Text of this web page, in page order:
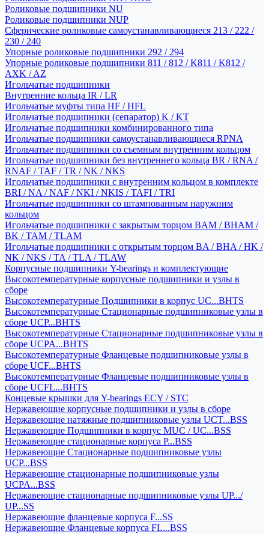
Роликовые подшипники NU
Роликовые подшипники NUP
Сферические роликовые самоустанавливающиеся 213 / 222 /
230 / 240
Упорные роликовые подшипники 292 / 294
Упорные роликовые подшипники 811 / 812 / K811 / K812 /
AXK / AZ
Игольчатые подшипники
Внутренние кольца IR / LR
Игольчатые муфты типа HF / HFL
Игольчатые подшипники (сепаратор) K / KT
Игольчатые подшипники комбинированного типа
Игольчатые подшипники самоустанавливающиеся RPNA
Игольчатые подшипники со съемным внутренним кольцом
Игольчатые подшипники без внутреннего кольца BR / RNA /
RNAF / TAF / TR / NK / NKS
Игольчатые подшипники с внутренним кольцом в комплекте
BRI / NA / NAF / NKI / NKIS / TAFI / TRI
Игольчатые подшипники со штампованным наружним
кольцом
Игольчатые подшипники с закрытым торцом BAM / BHAM /
BK / TAM / TLAM
Игольчатые подшипники с открытым торцом BA / BHA / HK /
NK / NKS / TA / TLA / TLAW
Корпусные подшипники Y-bearings и комплектующие
Высокотемпературные корпусные подшипники и узлы в
сборе
Высокотемпературные Подшипники в корпус UC...BHTS
Высокотемпературные Стационарные подшипниковые узлы в
сборе UCP...BHTS
Высокотемпературные Стационарные подшипниковые узлы в
сборе UCPA...BHTS
Высокотемпературные Фланцевые подшипниковые узлы в
сборе UCF...BHTS
Высокотемпературные Фланцевые подшипниковые узлы в
сборе UCFL...BHTS
Концевые крышки для Y-bearings ECY / STC
Нержавеющие корпусные подшипники и узлы в сборе
Нержавеющие натяжные подшипниковые узлы UCT...BSS
Нержавеющие Подшипники в корпус MUC / UC...BSS
Нержавеющие стационарные корпуса P...BSS
Нержавеющие Стационарные подшипниковые узлы
UCP...BSS
Нержавеющие стационарные подшипниковые узлы
UCPA...BSS
Нержавеющие стационарные подшипниковые узлы UP.../
UP...SS
Нержавеющие фланцевые корпуса F...SS
Нержавеющие Фланцевые корпуса FL...BSS